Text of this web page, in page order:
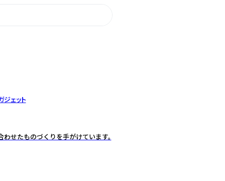
ジェット
わせたものづくりを手がけています。